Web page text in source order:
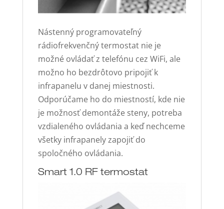
Nástenný programovateľný
rádiofrekvenčný termostat nie je
možné ovládať z telefónu cez WiFi, ale
možno ho bezdrôtovo pripojiť k
infrapanelu v danej miestnosti.
Odporúčame ho do miestností, kde nie
je možnosť demontáže steny, potreba
vzdialeného ovládania a keď nechceme
všetky infrapanely zapojiť do
spoločného ovládania.
Smart 1.0 RF termostat